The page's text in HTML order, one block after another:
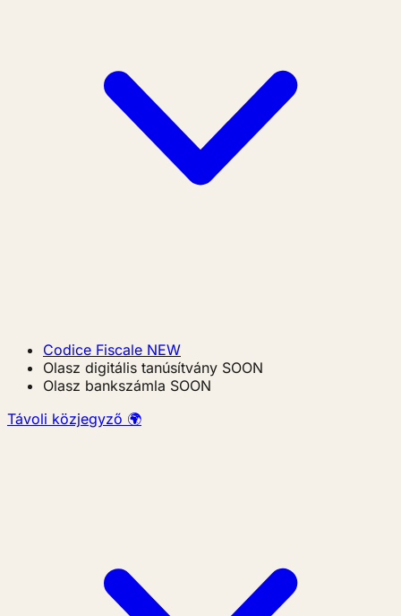
Codice Fiscale NEW
Olasz digitális tanúsítvány SOON
Olasz bankszámla SOON
Távoli közjegyző 🌍